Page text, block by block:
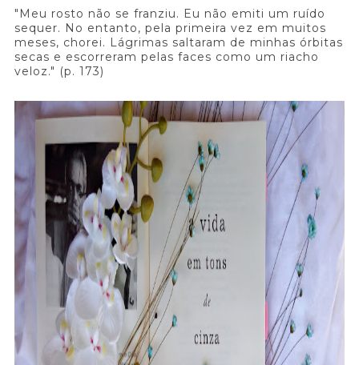
"Meu rosto não se franziu. Eu não emiti um ruído
sequer. No entanto, pela primeira vez em muitos
meses, chorei. Lágrimas saltaram de minhas órbitas
secas e escorreram pelas faces como um riacho
veloz." (p. 173)